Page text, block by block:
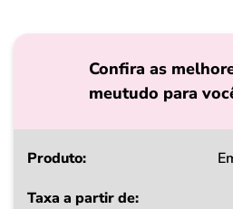
Confira as
meutudo para
Produto